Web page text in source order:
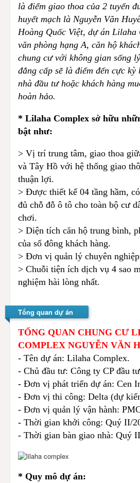
là điểm giao thoa của 2 tuyến
huyết mạch là Nguyễn Văn
Hoàng Quốc Việt, dự án Lilaha
văn phòng hạng A, căn hộ
chung cư với không gian sống
đẳng cấp sẽ là điểm đến cực kỳ
nhà đầu tư hoặc khách hàng
hoàn hảo.
* Lilaha Complex sở hữu
bật như:
> Vị trí trung tâm, giao thoa
và Tây Hồ với hệ thống giao
thuận lợi.
> Được thiết kế 04 tầng hầm,
đủ chỗ đỗ ô tô cho toàn bộ cư
chơi.
> Diện tích căn hộ trung bình,
của số đông khách hàng.
> Đơn vị quản lý chuyên
> Chuỗi tiện ích dịch vụ 4 sao
nghiệm hài lòng nhất.
Tổng quan dự án
TỔNG QUAN CHUNG CƯ
COMPLEX NGUYỄN VĂN
- Tên dự án: Lilaha Complex.
- Chủ đầu tư: Công ty CP đầu
- Đơn vị phát triển dự án: Cen
- Đơn vị thi công: Delta (dự
- Đơn vị quản lý vận hành:
- Thời gian khởi công: Quý II/
- Thời gian bàn giao nhà: Quý
* Quy mô dự án: